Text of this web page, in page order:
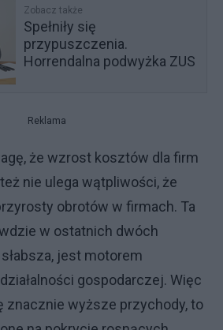
Zobacz także
Spełniły się
przypuszczenia.
Horrendalna podwyżka ZUS
Reklama
że wzrost kosztów dla firm
nie ulega wątpliwości, że
obrotów w firmach. Ta
w ostatnich dwóch
jest motorem
gospodarczej. Więc
znacznie wyższe przychody, to